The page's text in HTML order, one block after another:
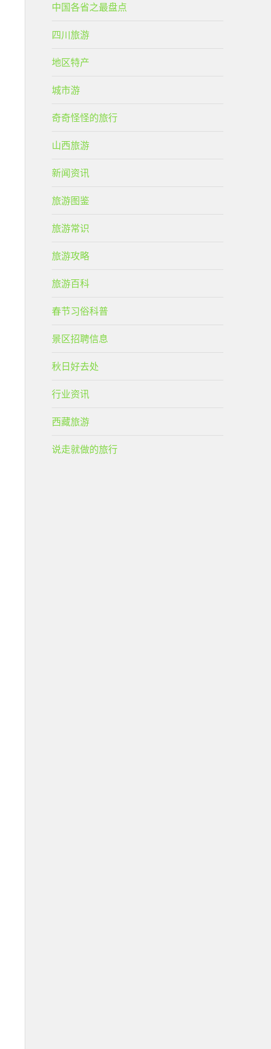
中国各省之最盘点
四川旅游
地区特产
城市游
奇奇怪怪的旅行
山西旅游
新闻资讯
旅游图鉴
旅游常识
旅游攻略
旅游百科
春节习俗科普
景区招聘信息
秋日好去处
行业资讯
西藏旅游
说走就做的旅行